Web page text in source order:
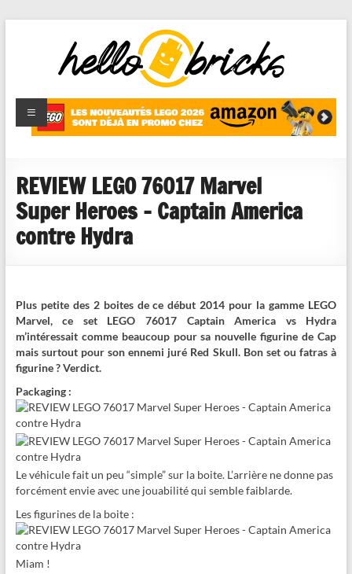
HelloBricks
Blog LEGO,
nouveaut�s
reviews
REVIEW LEGO 76017 Marvel
Super Heroes – Captain America
contre Hydra
Plus petite des 2 boites de ce début 2014 pour la gamme LEGO
Marvel, ce set LEGO 76017 Captain America vs Hydra
m’intéressait comme beaucoup pour sa nouvelle figurine de Cap
mais surtout pour son ennemi juré Red Skull. Bon set ou fatras à
figurine ? Verdict.
Packaging :
Le véhicule fait un peu “simple” sur la boite. L’arrière ne donne pas
forcément envie avec une jouabilité qui semble faiblarde.
Les figurines de la boite :
Miam !